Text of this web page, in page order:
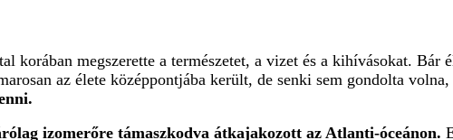
korában megszerette a természetet, a vizet és a kihívásokat. Bár
az élete középpontjába került, de senki sem gondolta
izomerőre támaszkodva átkajakozott az Atlanti-óceánon.